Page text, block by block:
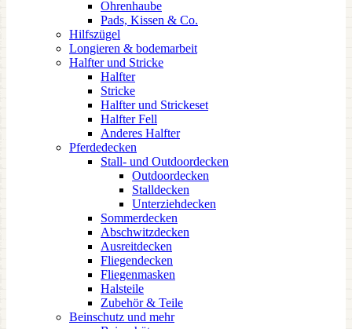
Ohrenhaube
Pads, Kissen & Co.
Hilfszügel
Longieren & bodemarbeit
Halfter und Stricke
Halfter
Stricke
Halfter und Strickeset
Halfter Fell
Anderes Halfter
Pferdedecken
Stall- und Outdoordecken
Outdoordecken
Stalldecken
Unterziehdecken
Sommerdecken
Abschwitzdecken
Ausreitdecken
Fliegendecken
Fliegenmasken
Halsteile
Zubehör & Teile
Beinschutz und mehr